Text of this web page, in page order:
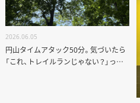
2026.06.05
円山タイムアタック50分。気づいたら
「これ、トレイルランじゃない？」って